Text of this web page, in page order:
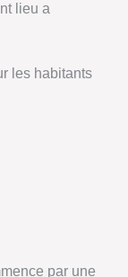
lieu a
les habitants
par une